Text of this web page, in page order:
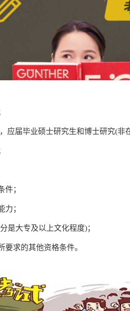
届毕业硕士研究生和博士研究(非
；
；
大专及以上文化程度)；
求的其他资格条件。